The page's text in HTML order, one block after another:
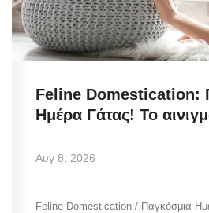
Feline Domestication:
Ημέρα Γάτας! Το
Αυγ 8, 2026
Feline Domestication / Παγκόσμια